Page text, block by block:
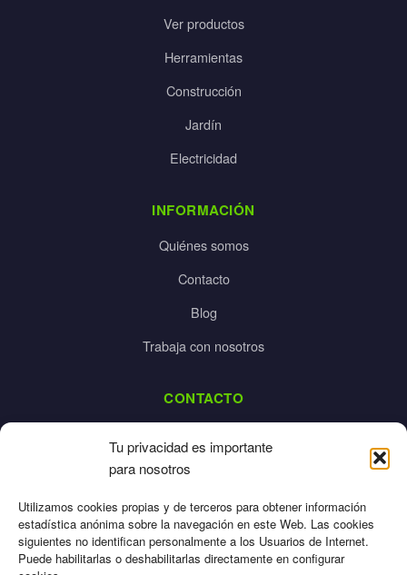
Tu privacidad es importante
para nosotros
Utilizamos cookies propias y de terceros para obtener información
estadística anónima sobre la navegación en este Web. Las cookies
siguientes no identifican personalmente a los Usuarios de Internet.
Puede habilitarlas o deshabilitarlas directamente en configurar
Ver productos
Herramientas
Construcción
Jardín
Electricidad
INFORMACIÓN
Quiénes somos
Contacto
Blog
Trabaja con nosotros
CONTACTO
925 532 213